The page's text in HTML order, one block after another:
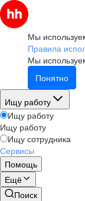
Мы
Правила
Мы
Понятно
Ищу работу
Ищу работу
Ищу работу
Ищу сотрудника
Сервисы
Помощь
Ещё
Поиск